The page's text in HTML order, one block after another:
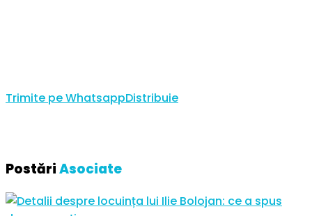
Trimite pe WhatsappDistribuie
PostăriAsociate